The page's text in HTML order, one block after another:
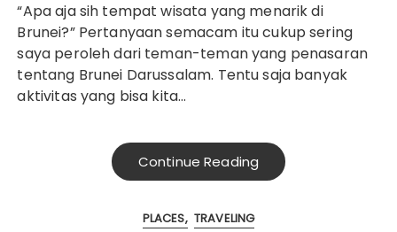
“Apa aja sih tempat wisata yang menarik di
Brunei?” Pertanyaan semacam itu cukup sering
saya peroleh dari teman-teman yang penasaran
tentang Brunei Darussalam. Tentu saja banyak
aktivitas yang bisa kita…
Continue Reading
PLACES TRAVELING